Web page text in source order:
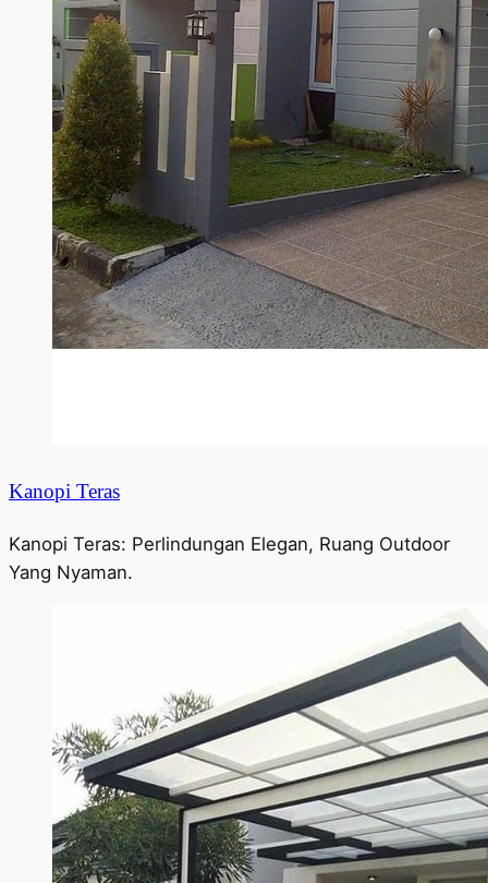
Kanopi Teras
Kanopi Teras: Perlindungan Elegan, Ruang Outdoor
Yang Nyaman.